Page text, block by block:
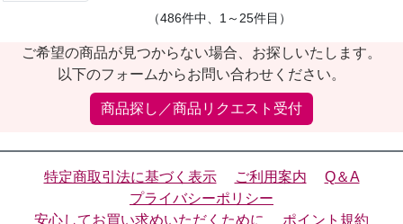
（486件中、1～25件目）
ご希望の商品が見つからない場合、お探しいたします。
以下のフォームからお問い合わせください。
商品探し／商品リクエスト受付
特定商取引法に基づく表示 ご利用案内
Q＆A
プライバシーポリシー
安心してお買い求めいただくために
ポイント規約